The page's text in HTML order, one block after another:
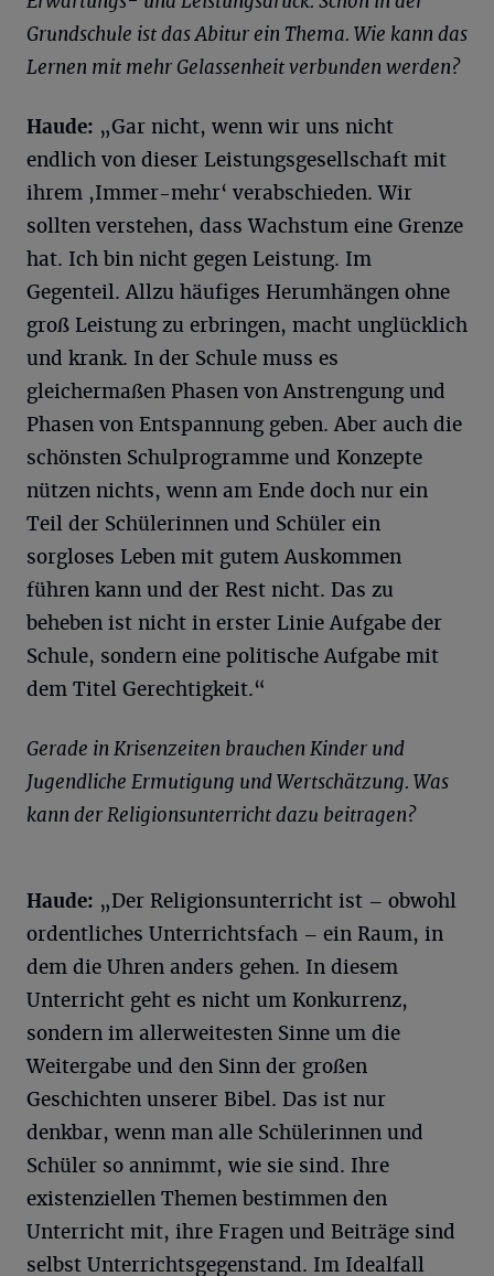
Grundschule ist das Abitur ein Thema. Wie kann das
Lernen mit mehr Gelassenheit verbunden werden?
Haude: „Gar nicht, wenn wir uns nicht
endlich von dieser Leistungsgesellschaft mit
ihrem ,Immer-mehr‘ verabschieden. Wir
sollten verstehen, dass Wachstum eine Grenze
hat. Ich bin nicht gegen Leistung. Im
Gegenteil. Allzu häufiges Herumhängen ohne
groß Leistung zu erbringen, macht unglücklich
und krank. In der Schule muss es
gleichermaßen Phasen von Anstrengung und
Phasen von Entspannung geben. Aber auch die
schönsten Schulprogramme und Konzepte
nützen nichts, wenn am Ende doch nur ein
Teil der Schülerinnen und Schüler ein
sorgloses Leben mit gutem Auskommen
führen kann und der Rest nicht. Das zu
beheben ist nicht in erster Linie Aufgabe der
Schule, sondern eine politische Aufgabe mit
dem Titel Gerechtigkeit.“
Gerade in Krisenzeiten brauchen Kinder und
Jugendliche Ermutigung und Wertschätzung. Was
kann der Religionsunterricht dazu beitragen?
Haude: „Der Religionsunterricht ist – obwohl
ordentliches Unterrichtsfach – ein Raum, in
dem die Uhren anders gehen. In diesem
Unterricht geht es nicht um Konkurrenz,
sondern im allerweitesten Sinne um die
Weitergabe und den Sinn der großen
Geschichten unserer Bibel. Das ist nur
denkbar, wenn man alle Schülerinnen und
Schüler so annimmt, wie sie sind. Ihre
existenziellen Themen bestimmen den
Unterricht mit, ihre Fragen und Beiträge sind
selbst Unterrichtsgegenstand. Im Idealfall